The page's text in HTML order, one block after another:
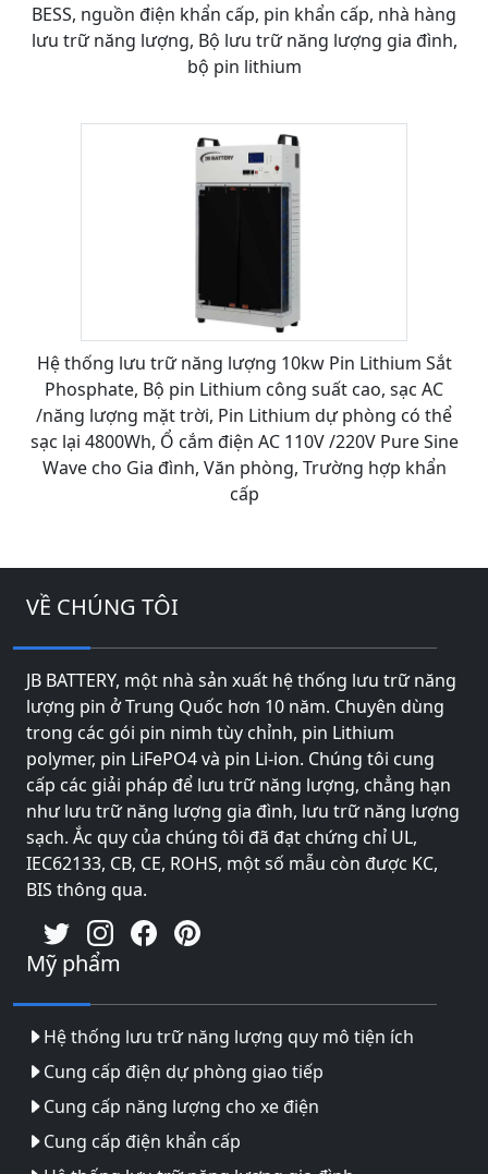
BESS, nguồn điện khẩn cấp, pin khẩn cấp, nhà hàng
lưu trữ năng lượng, Bộ lưu trữ năng lượng gia đình,
bộ pin lithium
Hệ thống lưu trữ năng lượng 10kw Pin Lithium Sắt
Phosphate, Bộ pin Lithium công suất cao, sạc AC
/năng lượng mặt trời, Pin Lithium dự phòng có thể
sạc lại 4800Wh, Ổ cắm điện AC 110V /220V Pure Sine
Wave cho Gia đình, Văn phòng, Trường hợp khẩn
cấp
VỀ CHÚNG TÔI
JB BATTERY, một nhà sản xuất hệ thống lưu trữ năng
lượng pin ở Trung Quốc hơn 10 năm. Chuyên dùng
trong các gói pin nimh tùy chỉnh, pin Lithium
polymer, pin LiFePO4 và pin Li-ion. Chúng tôi cung
cấp các giải pháp để lưu trữ năng lượng, chẳng hạn
như lưu trữ năng lượng gia đình, lưu trữ năng lượng
sạch. Ắc quy của chúng tôi đã đạt chứng chỉ UL,
IEC62133, CB, CE, ROHS, một số mẫu còn được KC,
BIS thông qua.
Mỹ phẩm
Hệ thống lưu trữ năng lượng quy mô tiện ích
Cung cấp điện dự phòng giao tiếp
Cung cấp năng lượng cho xe điện
Cung cấp điện khẩn cấp